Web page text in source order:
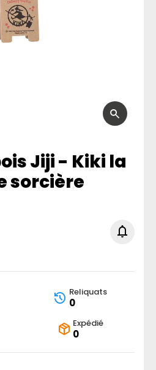
Jiji - Kiki la
sorcière
Reliquats
0
Expédié
0